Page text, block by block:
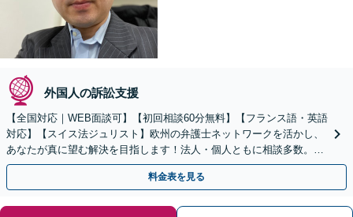
外国人の訴訟支援
【全国対応｜WEB面談可】【初回相談60分無料】【フランス語・英語
対応】【スイス法ジュリスト】欧州の弁護士ネットワークを活かし、
あなたが真に望む解決を目指します！法人・個人ともに相談多数。細
やかな連絡と粘り強い交渉を徹底【休日・夜間相談可】
料金表を見る